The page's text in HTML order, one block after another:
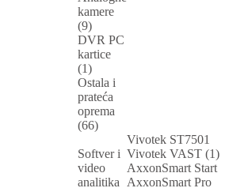
kamere
(9)
DVR PC
kartice
(1)
Ostala i
prateća
oprema
(66)
Softver i
video
analitika
Vivotek ST7501
Vivotek VAST (1)
AxxonSmart Start
AxxonSmart Pro